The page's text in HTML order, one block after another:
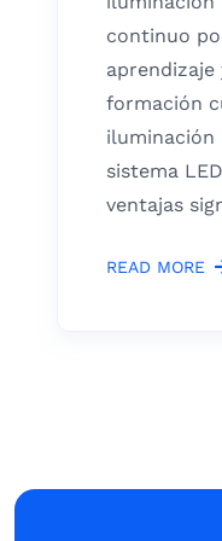
continuo
aprendizaje
formación
iluminación
sistema
ventajas
READ MORE